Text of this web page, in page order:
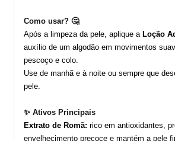
Como usar? 🤔
Após a limpeza da pele, aplique a Loção
auxílio de um algodão em movimentos
pescoço e colo.
Use de manhã e à noite ou sempre que
pele.
✨ Ativos Principais
Extrato de Romã: rico em antioxidantes,
envelhecimento precoce e mantém a pele